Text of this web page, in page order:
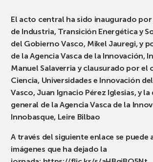
El acto central ha sido inaugurado
de Industria, Transición Energética y
del Gobierno Vasco, Mikel Jauregi, y
de la Agencia Vasca de la Innovación,
Manuel Salaverria y clausurado por el
Ciencia, Universidades e Innovación
Vasco, Juan Ignacio Pérez Iglesias, y
general de la Agencia Vasca de la
Innobasque, Leire Bilbao
A través del siguiente enlace se puede
imágenes que ha dejado la